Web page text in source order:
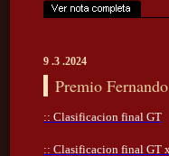
9 .3 .2024
Premio
:: Clasificacion final GT
:: Clasificacion final GT